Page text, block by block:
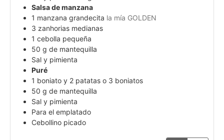
Salsa de manzana
1 manzana grandecita la mía GOLDEN
3 zanhorias medianas
1 cebolla pequeña
50 g de mantequilla
Sal y pimienta
Puré
1 boniato y 2 patatas o 3 boniatos
50 g de mantequilla
Sal y pimienta
Para el emplatado
Cebollino picado